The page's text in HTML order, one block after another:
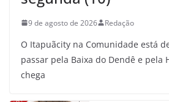
9 de agosto de 2026 Redação
O Itapuãcity na Comunidade está
passar pela Baixa do Dendê e pela
chega